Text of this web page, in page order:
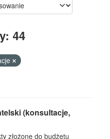
44
(konsultacje,
złożone do budżetu